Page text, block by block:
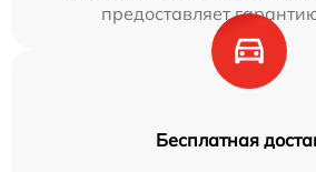
предоставляет
Бесплатная